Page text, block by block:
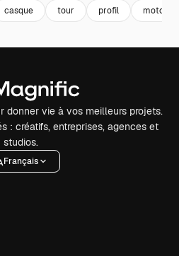
casque tour profil moto
donner vie à vos meilleurs projets.
: créatifs, entreprises, agences et
studios.
Français